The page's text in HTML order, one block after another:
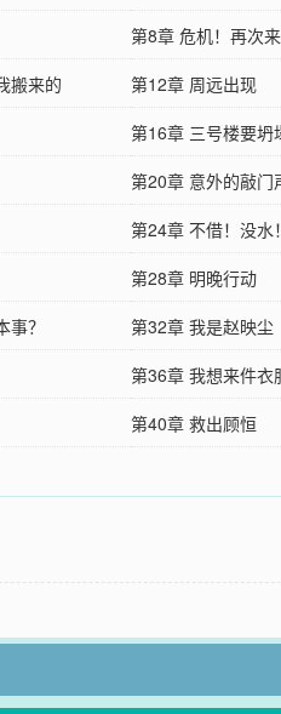
第8章 危机！再次来
搬来的
第12章 周远出现
第16章 三号楼要坍
第20章 意外的敲门
第24章 不借！没水！
第28章 明晚行动
？
第32章 我是赵映尘
第36章 我想来件衣
第40章 救出顾恒